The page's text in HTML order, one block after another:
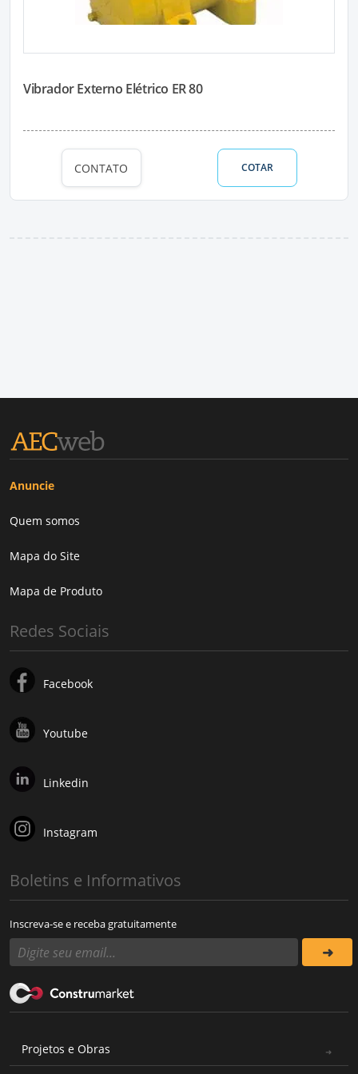
Vibrador Externo Elétrico ER 80
CONTATO COTAR
Anuncie
Quem somos
Mapa do Site
Mapa de Produto
Redes Sociais
Facebook
Youtube
Linkedin
Instagram
Boletins e Informativos
Inscreva-se e receba gratuitamente
Projetos e Obras